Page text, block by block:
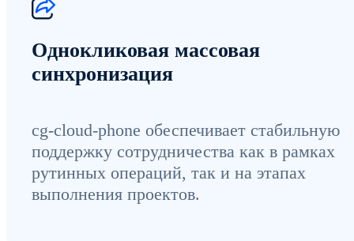
Однокликовая массовая
синхронизация
cg-cloud-phone обеспечивает стабильную
поддержку сотрудничества как в рамках
рутинных операций, так и на этапах
выполнения проектов.